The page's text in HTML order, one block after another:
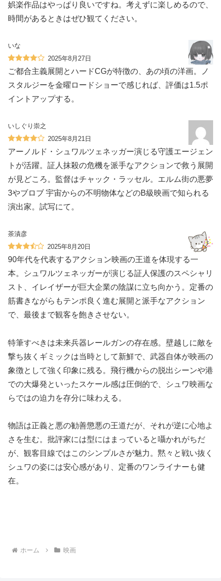
娯楽作品はやっぱり良いですね。考えずに楽しめるので、
時間があるときはぜひ観てください。
いな
2025年8月27日
ご都合主義展開とハードCGが特徴の、あの頃の洋画。ノ
スタルジーを金曜ロードショーで感じれば、評価は1.5ポ
イントアップする。
いしぐり崇之
2025年8月21日
アーノルド・シュワルツェネッガー演じる守護エージェン
トが活躍。証人抹殺の危機を派手なアクションで救う展開
が見どころ。監督はチャック・ラッセル。エルム街の悪夢
3やブロブ 宇宙からの不明物体などのB級映画で知られる
演出家。試写にて。
茶漬彦
2025年8月20日
90年代を代表するアクション映画の王道を体現する一
本。シュワルツェネッガーが演じる証人保護のスペシャリ
スト、イレイザーが巨大企業の陰謀に立ち向かう。定番の
筋書きながらもテンポ良く進む展開と派手なアクション
で、最後まで観客を飽きさせない。
特筆すべきは未来兵器レールガンの存在感。壁越しに敵を
撃ち抜くギミックは当時として新鮮で、武器自体が映画の
象徴として強く印象に残る。飛行機からの脱出シーンや港
での大爆発といったスケール感は圧倒的で、シュワ映画な
らではの迫力を存分に味わえる。
物語は正義と悪の勧善懲悪の王道だが、それが逆に心地よ
さを生む。批評家には型にはまっていると囁かれがちだ
が、観客目線ではこのシンプルさが魅力。黙々と戦い抜く
シュワの姿には安心感があり、定番のワンライナーも健
在。
ホーム 映画